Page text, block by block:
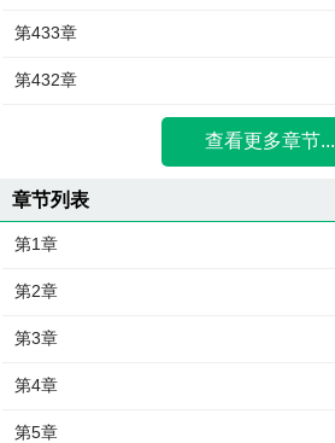
第433章
第432章
查看更多章节...
章节列表
第1章
第2章
第3章
第4章
第5章